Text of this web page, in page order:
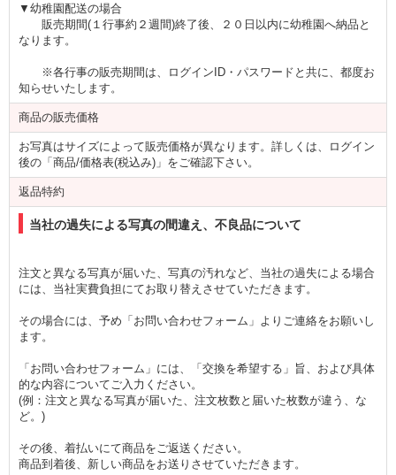
▼幼稚園配送の場合
販売期間(１行事約２週間)終了後、２０日以内に幼稚園へ納品と
なります。
※各行事の販売期間は、ログインID・パスワードと共に、都度お
知らせいたします。
商品の販売価格
お写真はサイズによって販売価格が異なります。詳しくは、ログイン
後の「商品/価格表(税込み)」をご確認下さい。
返品特約
当社の過失による写真の間違え、不良品について
注文と異なる写真が届いた、写真の汚れなど、当社の過失による場合
には、当社実費負担にてお取り替えさせていただきます。
その場合には、予め「お問い合わせフォーム」よりご連絡をお願いし
ます。
「お問い合わせフォーム」には、「交換を希望する」旨、および具体
的な内容についてご入力ください。
(例：注文と異なる写真が届いた、注文枚数と届いた枚数が違う、な
ど。)
その後、着払いにて商品をご返送ください。
商品到着後、新しい商品をお送りさせていただきます。